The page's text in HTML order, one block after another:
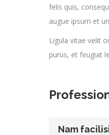
felis quis,
augue ipsum et
Ligula vitae velit
purus, et feugiat
Nam